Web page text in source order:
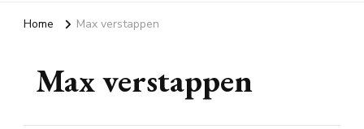
Home Max verstappen
Max verstappen